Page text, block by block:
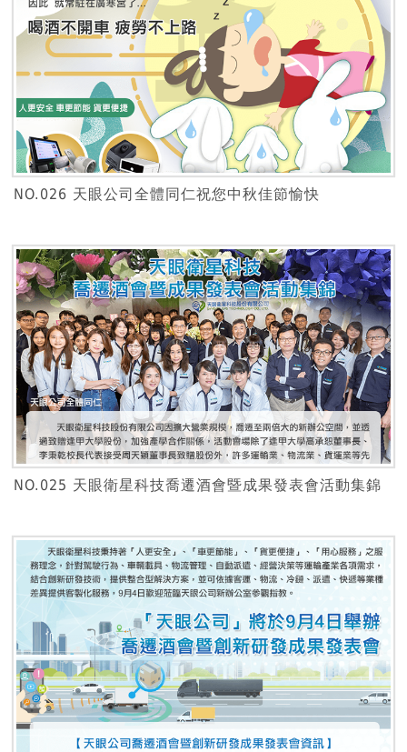
NO.026 天眼公司全體同仁祝您中秋佳節愉快
NO.025 天眼衛星科技喬遷酒會暨成果發表會活動集錦